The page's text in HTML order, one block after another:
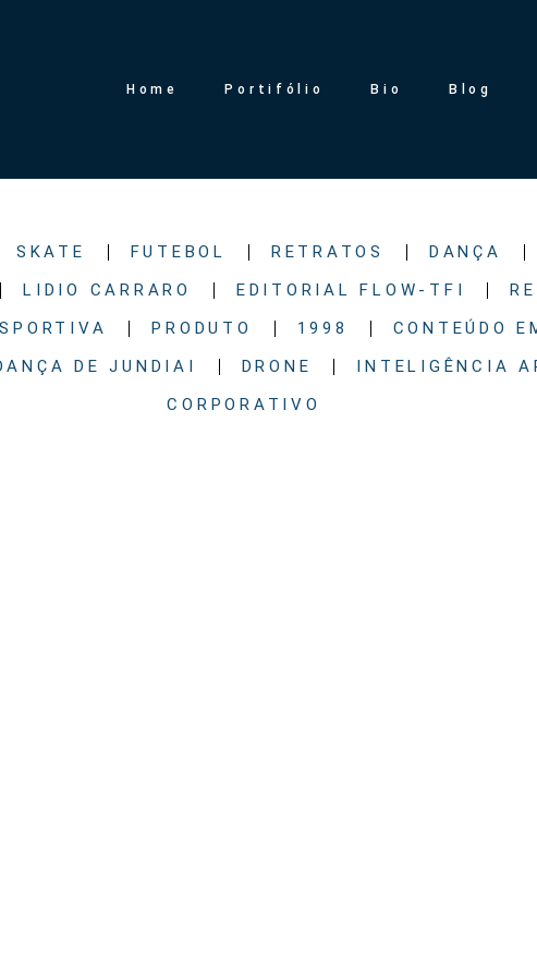
Home Portifólio Bio Blog
SKATE FUTEBOL RETRATOS DANÇA
LIDIO CARRARO
EDITORIAL FLOW-TFI
PRODUTO 1998
CONTEÚDO
DE JUNDIAI
DRONE INTELIGÊNCIA
CORPORATIVO